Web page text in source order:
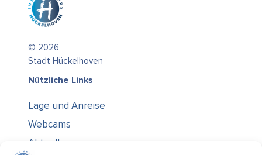
© 2026
Stadt Hückelhoven
Nützliche Links
Lage und Anreise
Webcams
Aktuelles